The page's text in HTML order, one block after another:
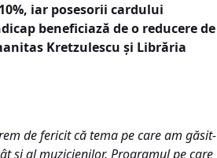
iar posesorii cardului
beneficiază de o reducere de
Kretzulescu și Librăria
de fericit că tema pe care am găsit-
și al muzicienilor. Programul pe care